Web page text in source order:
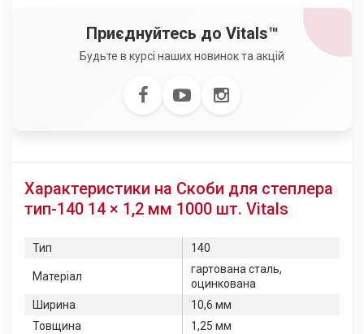
Приєднуйтесь до Vitals™
Будьте в курсі наших новинок та акцій
Характеристики на Скоби для степлера
тип-140 14 × 1,2 мм 1000 шт. Vitals
Тип 140
Матеріал
гартована сталь,
оцинкована
Ширина
10,6 мм
Товщина
1,25 мм